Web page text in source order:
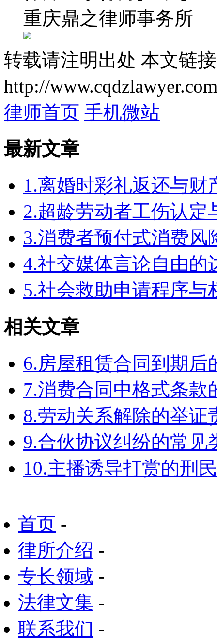
重庆鼎之律师事务所
转载请注明出处 本文链
http://
律师首页 手机微站
最新文章
1.离婚时彩礼返还与财
2.超龄劳动者工伤认定
3.消费者预付式消费风
4.社交媒体言论自由
5.社会救助申请程序与
相关文章
6.房屋租赁合同到期后
7.消费合同中格式条款
8.劳动关系解除的举证
9.合伙协议纠纷的常见
10.主播诱导打赏的刑
首页 -
律所介绍 -
专长领域 -
法律文集 -
联系我们 -